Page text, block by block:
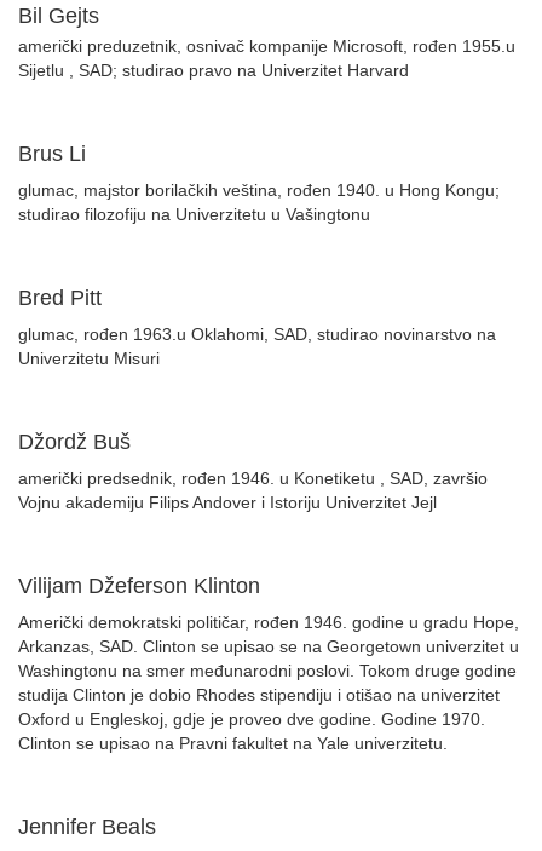
Bil Gejts
američki preduzetnik, osnivač kompanije Microsoft, rođen 1955.u
Sijetlu , SAD; studirao pravo na Univerzitet Harvard
Brus Li
glumac, majstor borilačkih veština, rođen 1940. u Hong Kongu;
studirao filozofiju na Univerzitetu u Vašingtonu
Bred Pitt
glumac, rođen 1963.u Oklahomi, SAD, studirao novinarstvo na
Univerzitetu Misuri
Džordž Buš
američki predsednik, rođen 1946. u Konetiketu , SAD, završio
Vojnu akademiju Filips Andover i Istoriju Univerzitet Jejl
Vilijam Džeferson Klinton
Američki demokratski političar, rođen 1946. godine u gradu Hope,
Arkanzas, SAD. Clinton se upisao se na Georgetown univerzitet u
Washingtonu na smer međunarodni poslovi. Tokom druge godine
studija Clinton je dobio Rhodes stipendiju i otišao na univerzitet
Oxford u Engleskoj, gdje je proveo dve godine. Godine 1970.
Clinton se upisao na Pravni fakultet na Yale univerzitetu.
Jennifer Beals